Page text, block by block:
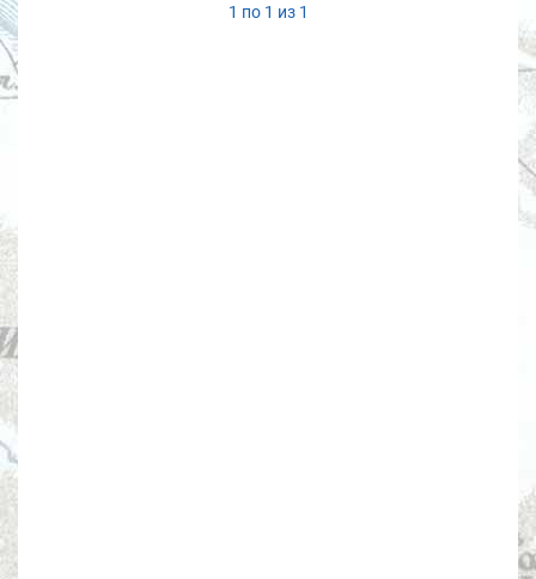
1 по 1 из 1